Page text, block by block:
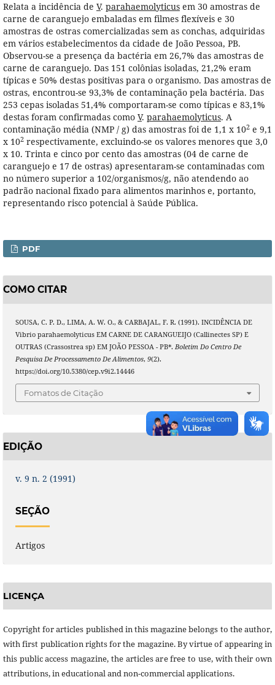
Relata a incidência de V. parahaemolyticusem 30 amostras de
carne de caranguejo embaladas em filmes flexíveis e 30
amostras de ostras comercializadas sem as conchas, adquiridas
em vários estabelecimentos da cidade de João Pessoa, PB.
Observou-se a presença da bactéria em 26,7% das amostras de
carne de caranguejo. Das 151 colônias isoladas, 21,2% eram
típicas e 50% destas positivas para o organismo. Das amostras de
ostras, encontrou-se 93,3% de contaminação pela bactéria. Das
253 cepas isoladas 51,4% comportaram-se como típicas e 83,1%
destas foram confirmadas como V. parahaemolyticus. A
contaminação média (NMP / g) das amostras foi de 1,1 x 102e 9,1
x 102respectivamente, excluindo-se os valores menores que 3,0
x 10. Trinta e cinco por cento das amostras (04 de carne de
caranguejo e 17 de ostras) apresentaram-se contaminadas com
no número superior a 102/organismos/g, não atendendo ao
padrão nacional fixado para alimentos marinhos e, portanto,
representando risco potencial à Saúde Pública.
PDF
COMO CITAR
SOUSA, C. P. D., LIMA, A. W. O., & CARBAJAL, F. R. (1991). INCIDÊNCIA DE
Vibrio parahaemolyticus EM CARNE DE CARANGUEIJO (Callinectes SP) E
OUTRAS (Crassostrea sp) EM JOÃO PESSOA - PB*. Boletim Do Centro De
Pesquisa De Processamento De Alimentos, 9(2).
https://doi.org/10.5380/cep.v9i2.14446
Fomatos de Citação
EDIÇÃO
v. 9 n. 2 (1991)
SEÇÃO
Artigos
LICENÇA
Copyright for articles published in this magazine belongs to the author,
with first publication rights for the magazine. By virtue of appearing in
this public access magazine, the articles are free to use, with their own
attributions, in educational and non-commercial applications.